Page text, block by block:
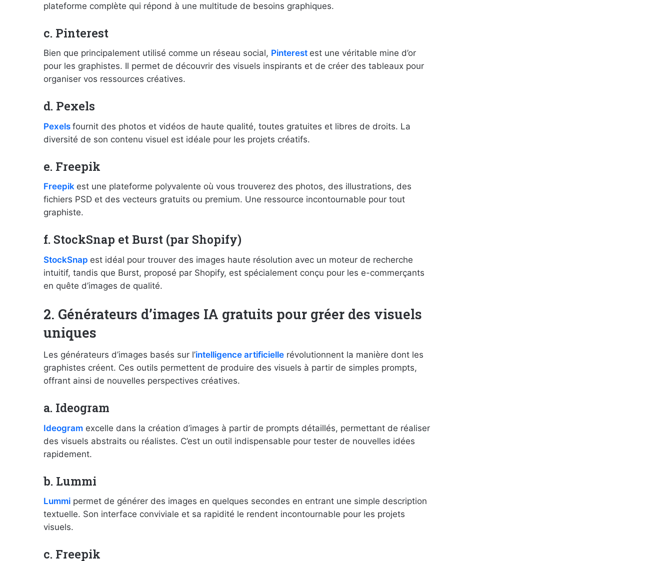
plateforme complète qui répond à une multitude de besoins graphiques.
c. Pinterest
Bien que principalement utilisé comme un réseau social, Pinterest est une véritable mine d’or
pour les graphistes. Il permet de découvrir des visuels inspirants et de créer des tableaux pour
organiser vos ressources créatives.
d. Pexels
Pexels fournit des photos et vidéos de haute qualité, toutes gratuites et libres de droits. La
diversité de son contenu visuel est idéale pour les projets créatifs.
e. Freepik
Freepik est une plateforme polyvalente où vous trouverez des photos, des illustrations, des
fichiers PSD et des vecteurs gratuits ou premium. Une ressource incontournable pour tout
graphiste.
f. StockSnap et Burst (par Shopify)
StockSnap est idéal pour trouver des images haute résolution avec un moteur de recherche
intuitif, tandis que Burst, proposé par Shopify, est spécialement conçu pour les e-commerçants
en quête d’images de qualité.
2. Générateurs d’images IA gratuits pour gréer des visuels
uniques
Les générateurs d’images basés sur l’intelligence artificielle révolutionnent la manière dont les
graphistes créent. Ces outils permettent de produire des visuels à partir de simples prompts,
offrant ainsi de nouvelles perspectives créatives.
a. Ideogram
Ideogram excelle dans la création d’images à partir de prompts détaillés, permettant de réaliser
des visuels abstraits ou réalistes. C’est un outil indispensable pour tester de nouvelles idées
rapidement.
b. Lummi
Lummi permet de générer des images en quelques secondes en entrant une simple description
textuelle. Son interface conviviale et sa rapidité le rendent incontournable pour les projets
visuels.
c. Freepik